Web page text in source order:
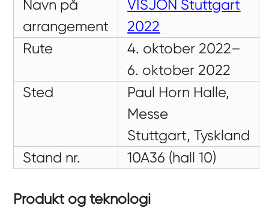
Navn på
arrangement
VISJON Stuttgart
2022
Rute
4. oktober 2022–
6. oktober 2022
Sted
Paul Horn Halle,
Messe
Stuttgart, Tyskland
Stand nr.
10A36 (hall 10)
Produkt og teknologi